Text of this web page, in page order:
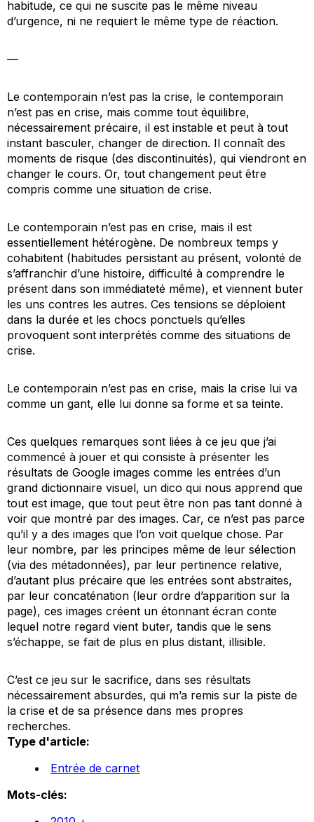
habitude, ce qui ne suscite pas le même niveau
d’urgence, ni ne requiert le même type de réaction.
—
Le contemporain n’est pas la crise, le contemporain
n’est pas en crise, mais comme tout équilibre,
nécessairement précaire, il est instable et peut à tout
instant basculer, changer de direction. Il connaît des
moments de risque (des discontinuités), qui viendront en
changer le cours. Or, tout changement peut être
compris comme une situation de crise.
Le contemporain n’est pas en crise, mais il est
essentiellement hétérogène. De nombreux temps y
cohabitent (habitudes persistant au présent, volonté de
s’affranchir d’une histoire, difficulté à comprendre le
présent dans son immédiateté même), et viennent buter
les uns contres les autres. Ces tensions se déploient
dans la durée et les chocs ponctuels qu’elles
provoquent sont interprétés comme des situations de
crise.
Le contemporain n’est pas en crise, mais la crise lui va
comme un gant, elle lui donne sa forme et sa teinte.
Ces quelques remarques sont liées à ce jeu que j’ai
commencé à jouer et qui consiste à présenter les
résultats de Google images comme les entrées d’un
grand dictionnaire visuel, un dico qui nous apprend que
tout est image, que tout peut être non pas tant donné à
voir que montré par des images. Car, ce n’est pas parce
qu’il y a des images que l’on voit quelque chose. Par
leur nombre, par les principes même de leur sélection
(via des métadonnées), par leur pertinence relative,
d’autant plus précaire que les entrées sont abstraites,
par leur concaténation (leur ordre d’apparition sur la
page), ces images créent un étonnant écran conte
lequel notre regard vient buter, tandis que le sens
s’échappe, se fait de plus en plus distant, illisible.
C’est ce jeu sur le sacrifice, dans ses résultats
nécessairement absurdes, qui m’a remis sur la piste de
la crise et de sa présence dans mes propres
recherches.
Type d'article:
Entrée de carnet
Mots-clés: